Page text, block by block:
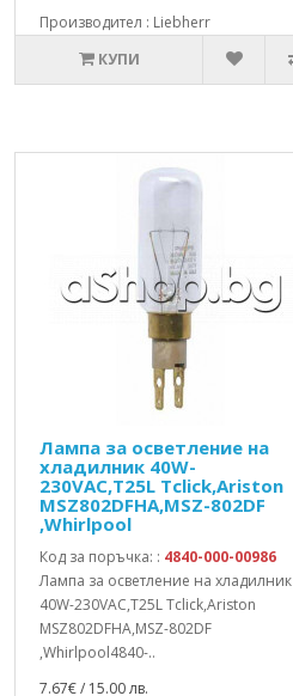
Производител : Liebherr
КУПИ
Лампа за осветление на
хладилник 40W-
230VAC,T25L Tclick,Ariston
MSZ802DFHA,MSZ-802DF
,Whirlpool
Код за поръчка: : 4840-000-00986
Лампа за осветление на хладилник
40W-230VAC,T25L Tclick,Ariston
MSZ802DFHA,MSZ-802DF
,Whirlpool4840-..
7.67€ / 15.00 лв.